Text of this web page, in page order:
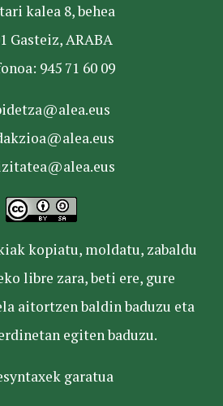
kalea 8, behea
Gasteiz, ARABA
945 71 60 09
kopiatu, moldatu, zabaldu
libre zara, beti ere, gure
aitortzen baldin baduzu eta
egiten baduzu.
garatua